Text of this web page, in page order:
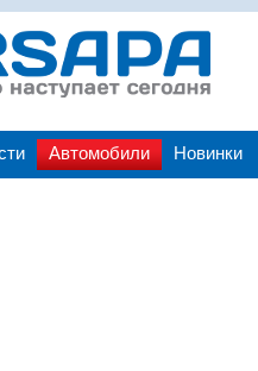
Автомобили Новинки